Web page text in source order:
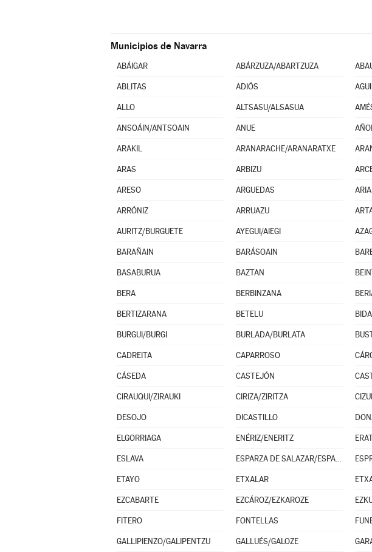
Municipios de Navarra
ABÁIGAR ABÁRZUZA/ABARTZUZA
ABLITAS ADIÓS
ALLO ALTSASU/ALSASUA
ANSOÁIN/ANTSOAIN ANUE
ARAKIL ARANARACHE/ARANARATXE
ARAS ARBIZU
ARESO ARGUEDAS ARIA
ARRÓNIZ ARRUAZU
AURITZ/BURGUETE AYEGUI/AIEGI
BARAÑAIN BARÁSOAIN
BASABURUA BAZTAN
BERA BERBINZANA
BERTIZARANA BETELU
BURGUI/BURGI BURLADA/BURLATA
CADREITA CAPARROSO
CÁSEDA CASTEJÓN
CIRAUQUI/ZIRAUKI CIRIZA/ZIRITZA
DESOJO DICASTILLO
ELGORRIAGA ENÉRIZ/ENERITZ
ESLAVA ESPARZA DE SALAZAR/ESPARTZA ZARAITZU
ETAYO ETXALAR
EZCABARTE EZCÁROZ/EZKAROZE
FITERO FONTELLAS
GALLIPIENZO/GALIPENTZU GALLUÉS/GALOZE